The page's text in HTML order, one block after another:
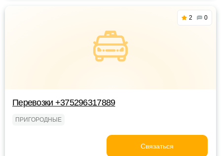
2 0
Перевозки +375296317889
ПРИГОРОДНЫЕ
Связаться